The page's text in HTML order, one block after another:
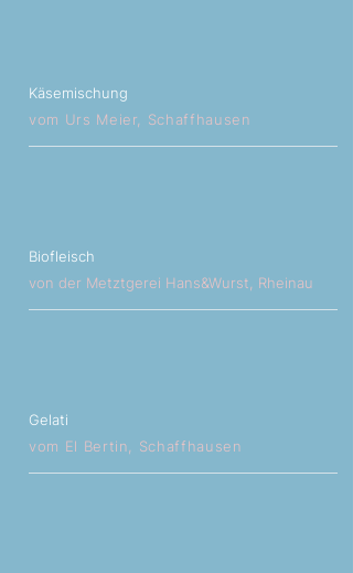
Käsemischung
vom Urs Meier, Schaffhausen
Biofleisch
von der Metztgerei Hans&Wurst, Rheinau
Gelati
vom El Bertin, Schaffhausen